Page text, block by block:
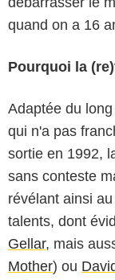
quand on a 16
Pourquoi la
Adaptée du
qui n'a pas
sortie en 1992,
sans conteste
révélant ainsi
talents, dont
Gellar, mais
Mother) ou